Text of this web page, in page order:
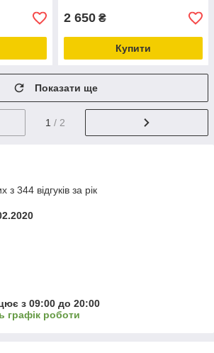
2 650 ₴
Купити
Показати ще
1 / 2
з 344 відгуків за рік
з 09:00 до 20:00
графік роботи